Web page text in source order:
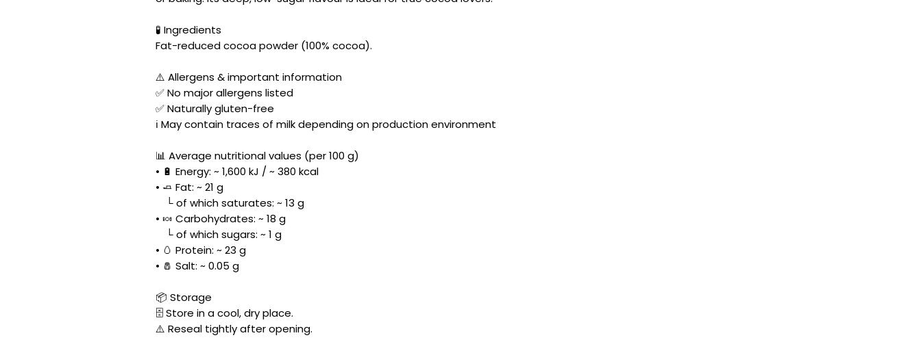
🧪 Ingredients
Fat-reduced cocoa powder (100% cocoa).
⚠️ Allergens & important information
✅ No major allergens listed
✅ Naturally gluten-free
ℹ️ May contain traces of milk depending on production environment
📊 Average nutritional values (per 100 g)
• 🔋 Energy: ~ 1,600 kJ / ~ 380 kcal
• 🧈 Fat: ~ 21 g
└ of which saturates: ~ 13 g
• 🍬 Carbohydrates: ~ 18 g
└ of which sugars: ~ 1 g
• 🥚 Protein: ~ 23 g
• 🧂 Salt: ~ 0.05 g
📦 Storage
🗄️ Store in a cool, dry place.
⚠️ Reseal tightly after opening.